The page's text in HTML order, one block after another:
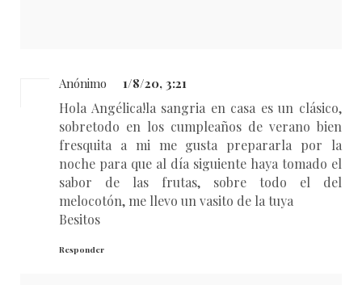
Anónimo 1/8/20, 3:21
Hola Angélica!la sangria en casa es un clásico,
sobretodo en los cumpleaños de verano bien
fresquita a mi me gusta prepararla por la
noche para que al día siguiente haya tomado el
sabor de las frutas, sobre todo el del
melocotón, me llevo un vasito de la tuya
Besitos
Responder